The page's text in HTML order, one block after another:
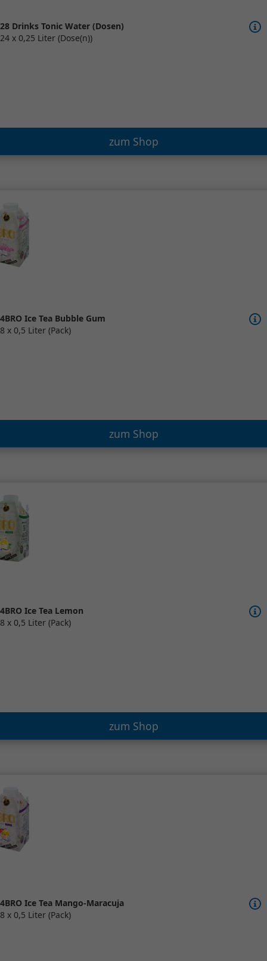
28 Drinks Tonic Water (Dosen)
24 x 0,25 Liter (Dose(n))
zum Shop
4BRO Ice Tea Bubble Gum
8 x 0,5 Liter (Pack)
zum Shop
4BRO Ice Tea Lemon
8 x 0,5 Liter (Pack)
zum Shop
4BRO Ice Tea Mango-Maracuja
8 x 0,5 Liter (Pack)